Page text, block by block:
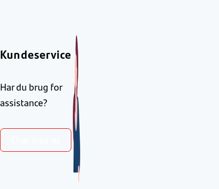
Kundeservice
Har du brug for
assistance?